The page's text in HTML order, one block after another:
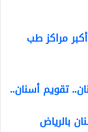
أكبر مراكز طب
تقويم أسنان..
بالرياض